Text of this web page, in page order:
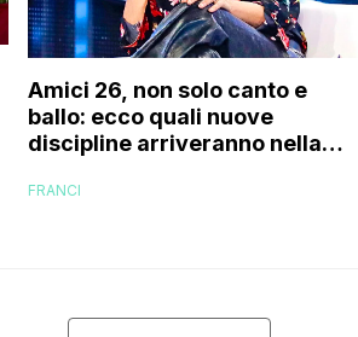
Amici 26, non solo canto e
ballo: ecco quali nuove
discipline arriveranno nella
FRANCI